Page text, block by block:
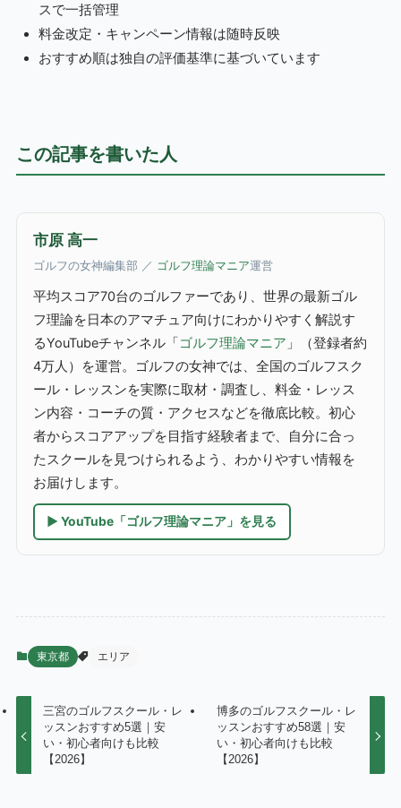
スで一括管理
料金改定・キャンペーン情報は随時反映
おすすめ順は独自の評価基準に基づいています
この記事を書いた人
市原 高一
ゴルフの女神編集部 ／ ゴルフ理論マニア運営
平均スコア70台のゴルファーであり、世界の最新ゴル
フ理論を日本のアマチュア向けにわかりやすく解説す
るYouTubeチャンネル「ゴルフ理論マニア 」（登録者約
4万人）を運営。ゴルフの女神では、全国のゴルフスク
ール・レッスンを実際に取材・調査し、料金・レッス
ン内容・コーチの質・アクセスなどを徹底比較。初心
者からスコアアップを目指す経験者まで、自分に合っ
たスクールを見つけられるよう、わかりやすい情報を
お届けします。
▶ YouTube「ゴルフ理論マニア」を見る
東京都 エリア
三宮のゴルフスクール・レ
ッスンおすすめ5選｜安
い・初心者向けも比較
【2026】
博多のゴルフスクール・レ
ッスンおすすめ58選｜安
い・初心者向けも比較
【2026】